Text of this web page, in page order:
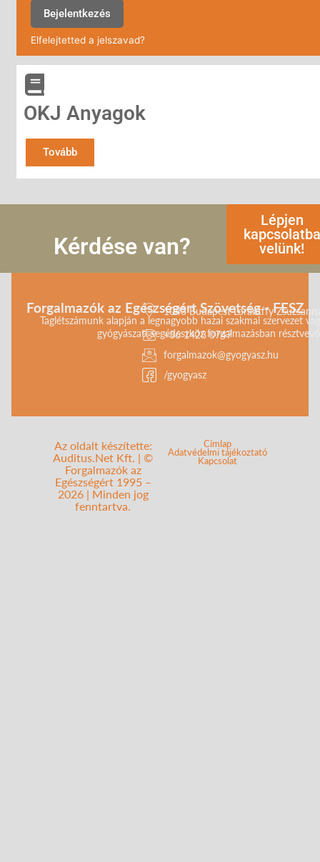
Bejelentkezés
Elfelejtetted a jelszavad?
OKJ Anyagok
Tovább
Kérdése van?
Lépjen
kapcsolatba
velünk!
Forgalmazók az Egészségért Szövetség - FESZ
Taglétszámunk alapján a legnagyobb hazai szakmai szervezet
gyógyászati segédeszköz forgalmazásban
1043 Budapest Lorántffy
+36 1428 0747
forgalmazok@gyogyasz.hu
/gyogyasz
Az oldalt készítette:
Auditus.Net Kft. | ©
Forgalmazók az
Egészségért 1995 –
2026 | Minden jog
fenntartva.
Címlap
Adatvédelmi tájékoztató
Kapcsolat